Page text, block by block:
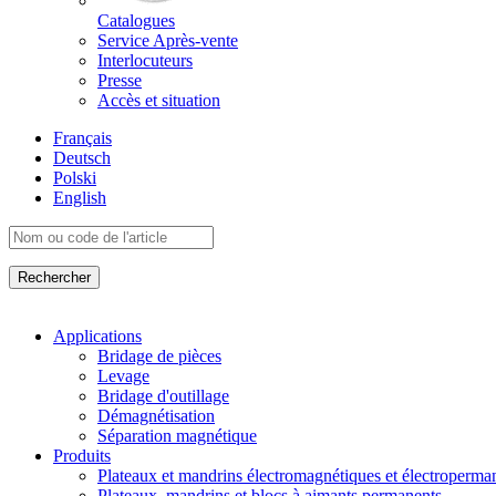
Catalogues
Service Après-vente
Interlocuteurs
Presse
Accès et situation
Français
Deutsch
Polski
English
Applications
Bridage de pièces
Levage
Bridage d'outillage
Démagnétisation
Séparation magnétique
Produits
Plateaux et mandrins électromagnétiques et